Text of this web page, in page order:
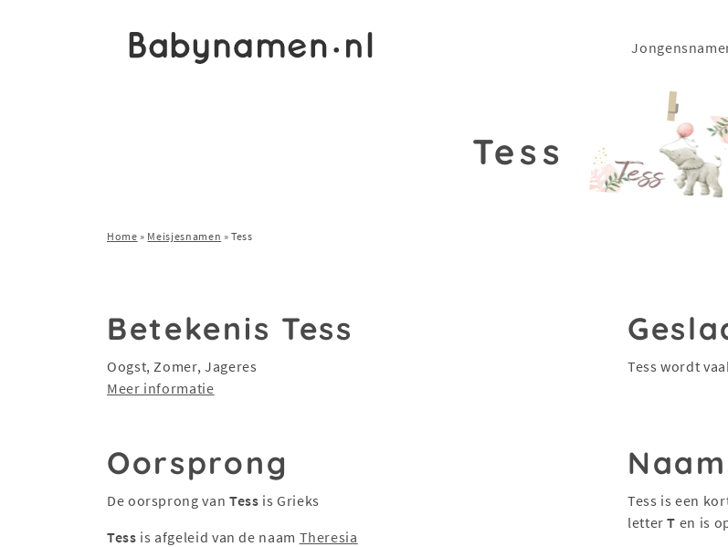
Tess
Home » Meisjesnamen »Tess
Betekenis Tess
Oogst, Zomer, Jageres
Meer informatie
Tess wordt
Oorsprong
De oorsprong van Tess is Grieks
Tess is afgeleid van de naam Theresia
Tess is een
letterT en is